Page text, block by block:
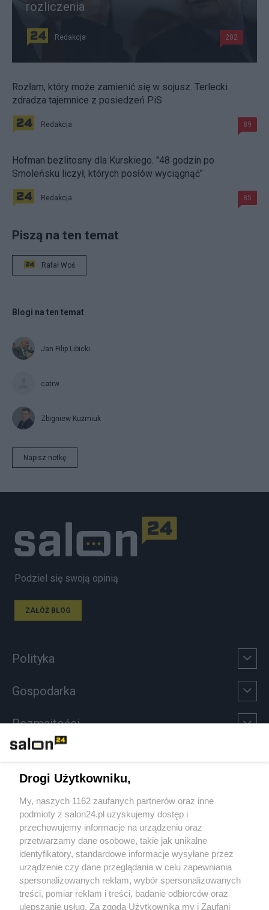
rozliczenia
Redakcja 202
Rozłam, który może zamienić się w sojusz. Terlecki
zdradza tajemnice z posiedzeń PiS
Redakcja 89
Hofman bezlitosny dla Kurskiego. "48 godzin po
Smoleńsku liczył, których posłów wyciągnąć"
Redakcja 85
Piszą na ten temat
Rafał Woś
Blogi na ten temat
Jan Filip Libicki
catrw
Zbigniew Kuźmiuk
Napisz notkę
Podziel się swoją opinią
ZAŁÓŻ BLOG
Polityka
Gospodarka
Rozmaitości
Sport
Społeczeństwo
Kultura
Drogi Użytkowniku,
My, naszych 1162 zaufanych partnerów oraz inne
podmioty z salon24.pl uzyskujemy dostęp i
przechowujemy informacje na urządzeniu oraz
przetwarzamy dane osobowe, takie jak unikalne
identyfikatory, standardowe informacje wysyłane przez
urządzenie czy dane przeglądania w celu zapewniania
spersonalizowanych reklam, wybór spersonalizowanych
treści, pomiar reklam i treści, badanie odbiorców oraz
ulepszanie usług. Za zgodą Użytkownika my i Zaufani